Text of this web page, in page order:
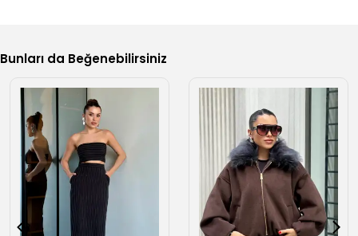
Bunları da Beğenebilirsiniz